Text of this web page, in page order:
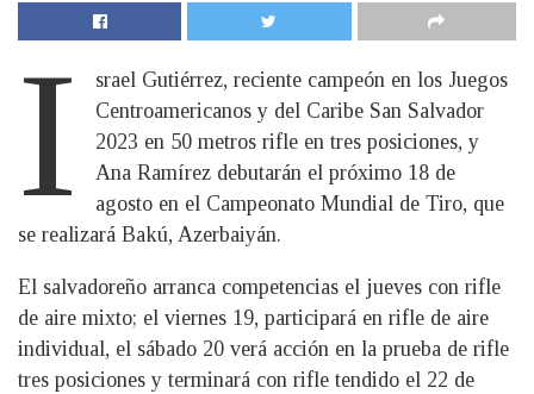
I
srael Gutiérrez, reciente campeón en los Juegos
Centroamericanos y del Caribe San Salvador
2023 en 50 metros rifle en tres posiciones, y
Ana Ramírez debutarán el próximo 18 de
agosto en el Campeonato Mundial de Tiro, que
se realizará Bakú, Azerbaiyán.
El salvadoreño arranca competencias el jueves con rifle
de aire mixto; el viernes 19, participará en rifle de aire
individual, el sábado 20 verá acción en la prueba de rifle
tres posiciones y terminará con rifle tendido el 22 de